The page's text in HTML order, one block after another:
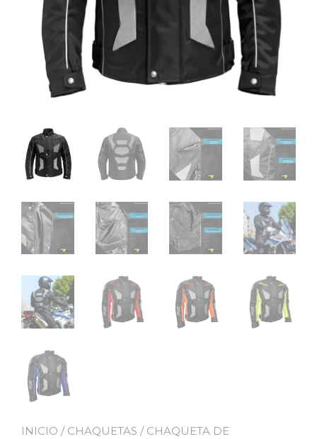
INICIO / CHAQUETAS / CHAQUETA DE